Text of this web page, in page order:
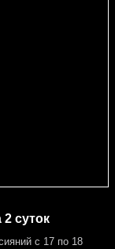
суток
с 17 по 18